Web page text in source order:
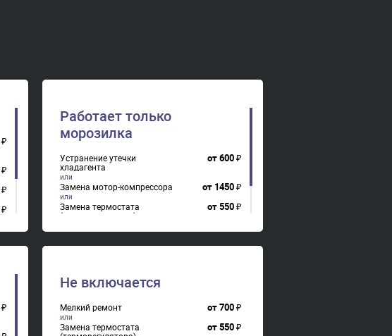
₽
₽
₽
₽
₽
₽
Работает только
морозилка
Устранение утечки
хладагента
от600₽
Замена мотор-компрессора от 1450₽
Замена термостата
(терморегулятора)
от550₽
Ремонт платы(модуля
управления)
от900₽
₽
Не включается
Мелкий ремонт от700₽
Замена термостата
от550₽